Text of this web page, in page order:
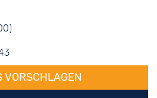
VORSCHLAGEN